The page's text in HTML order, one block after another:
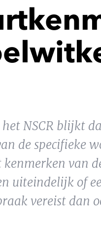
NSCR blijkt
de specifieke
van
uiteindelijk of
vereist dan